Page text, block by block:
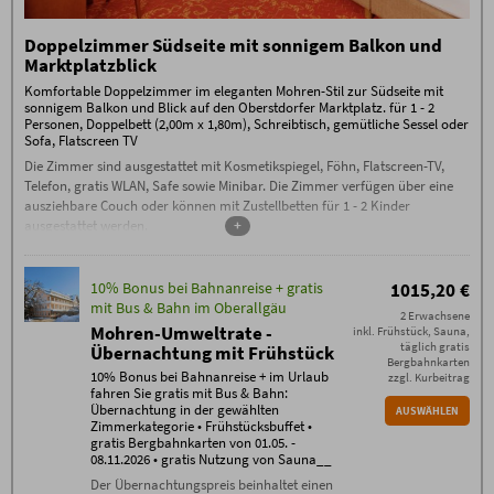
- Check-out bis 12 Uhr
Zusätzliche Bedingungen Halbpension
Keine Anzahlung erforderlich, 70 % Stornogebühren
außer bei Weitervermietung, die Stornierung muss
schriftlich per E-Mail erfolgen (ausschließlich an
Tag der Anreise oder bei Nicht-Anreise. Es ist keine
Umbuchung / Verschiebung möglich.
Doppelzimmer Südseite mit sonnigem Balkon und
Marktplatzblick
Komfortable Doppelzimmer im eleganten Mohren-Stil zur Südseite mit
sonnigem Balkon und Blick auf den Oberstdorfer Marktplatz. für 1 - 2
Personen, Doppelbett (2,00m x 1,80m), Schreibtisch, gemütliche Sessel oder
Sofa, Flatscreen TV
Die Zimmer sind ausgestattet mit Kosmetikspiegel, Föhn, Flatscreen-TV,
Telefon, gratis WLAN, Safe sowie Minibar. Die Zimmer verfügen über eine
ausziehbare Couch oder können mit Zustellbetten für 1 - 2 Kinder
ausgestattet werden.
+
10% Bonus bei Bahnanreise + gratis
mit Bus & Bahn im Oberallgäu
Mohren-Umweltrate -
Übernachtung mit Frühstück
10% Bonus bei Bahnanreise + im Urlaub
fahren Sie gratis mit Bus & Bahn:
Übernachtung in der gewählten
Zimmerkategorie • Frühstücksbuffet •
gratis Bergbahnkarten von 01.05. -
08.11.2026 • gratis Nutzung von Sauna__
Der Übernachtungspreis beinhaltet einen
1015,20 €
2 Erwachsene
inkl. Frühstück, Sauna,
täglich gratis
Bergbahnkarten
zzgl. Kurbeitrag
AUSWÄHLEN